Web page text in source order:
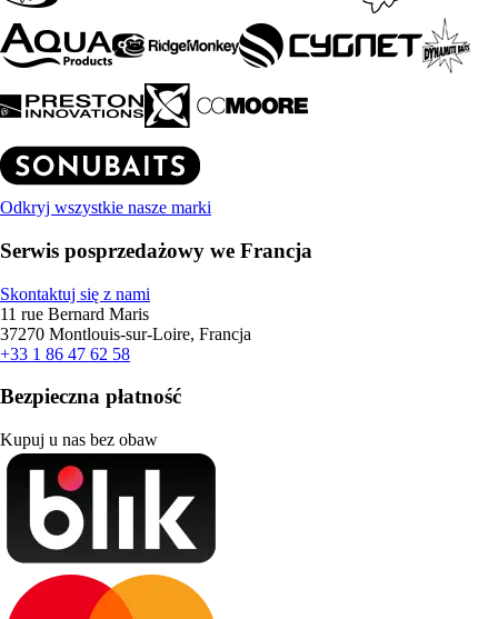
Odkryj wszystkie nasze marki
Serwis posprzedażowy we Francja
Skontaktuj się z nami
11 rue Bernard Maris
37270 Montlouis-sur-Loire, Francja
+33 1 86 47 62 58
Bezpieczna płatność
Kupuj u nas bez obaw